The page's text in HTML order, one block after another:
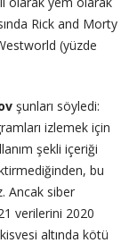
Rick and Morty
(yüzde
şunları söyledi:
izlemek için
şekli içeriği
bu
Ancak siber
verilerini 2020
altında kötü